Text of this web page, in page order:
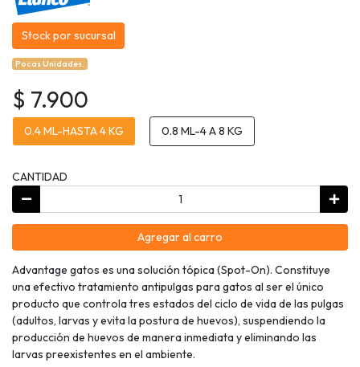
Stock por sucursal
Pocas Unidades.
$ 7.900
0.4 ML-HASTA 4 KG 0.8 ML-4 A 8 KG
CANTIDAD
Agregar al carro
Advantage gatos es una solución tópica (Spot-On). Constituye
una efectivo tratamiento antipulgas para gatos al ser el único
producto que controla tres estados del ciclo de vida de las pulgas
(adultos, larvas y evita la postura de huevos), suspendiendo la
producción de huevos de manera inmediata y eliminando las
larvas preexistentes en el ambiente.